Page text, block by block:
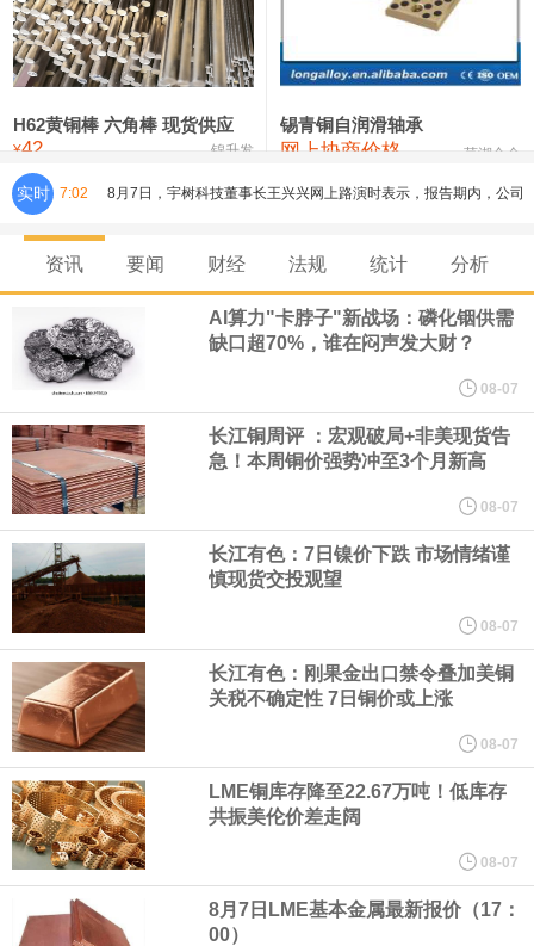
铸造铝合金锭(ZLD104) 24,300—24,500 24,400
压铸锌合金锭 26,500—26,700
氯化镍 38,300—40,300 39,300 0
H62黄铜棒 六角棒 现货供应
¥42 锦升发
锡青铜自润滑轴承
网上协商价格 芜湖合金
实时 7:02 8月7日，宇树科技董事长王兴兴网上路演时表示，报告期内，公司
研发费用金额分别为4,995.18万元、7,001.70万元、14,496.56万
元，最近3年复合增长率达70.36%，呈快速增长趋势，并形成多项
核心技术和知识产权。截至2026年1月31日，公司拥有262项专利权
（含境内发明专利20项）。
纽约期银日内涨4%，现报64.08美元/盎司。
宇树科技董事长、总经理兼首席技术官王兴兴在网上路演时表示，
经过多年研发创新和技术积累，公司逐步形成了包括一体化关节集
成技术、高紧凑度机器人身体集成技术、机器人激光雷达全自研核
心技术等多项已商业化应用的核心技术并已应用于公司的高性能通
用人形机器人、四足机器人等产品。
美国总统特朗普6日否认他对国防部长赫格塞思不满，称对赫格塞思
所做的工作“非常满意”。特朗普在社交媒体上发帖称，一些媒体有关
资讯 要闻 财经 法规 统计 分析
AI算力"卡脖子"新战场：磷化铟供需
缺口超70%，谁在闷声发大财？
08-07
长江铜周评 ：宏观破局+非美现货告
急！本周铜价强势冲至3个月新高
08-07
长江有色：7日镍价下跌 市场情绪谨
慎现货交投观望
08-07
长江有色：刚果金出口禁令叠加美铜
关税不确定性 7日铜价或上涨
08-07
LME铜库存降至22.67万吨！低库存
共振美伦价差走阔
08-07
8月7日LME基本金属最新报价（17：
00）